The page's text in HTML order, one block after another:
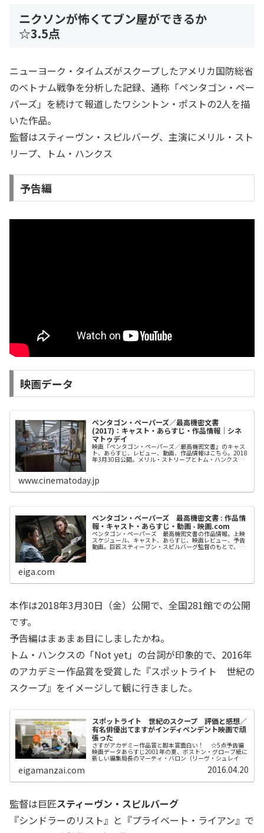
ニクソンが怖くてブン屋ができるか
☆3.5点
ニューヨーク・タイムズがスクープしたアメリカ国防総省
のベトナム戦争を分析した記録、通称「ペンタゴン・ペー
パーズ」を続けて報道したワシントン・ポストの2人を描
いた作品。
監督はスティーヴン・スピルバーグ、主演にメリル・スト
リープ、トム・ハンクス
予告編
映画データ
ペンタゴン・ペーパーズ／最高機密文書
(2017)：キャスト・あらすじ・作品情報｜シネ
マトゥデイ
映画『ペンタゴン・ペーパーズ／最高機密文書』のキャス
ト、あらすじ、レビュー、動画、作品情報はこちら。2018
年3月30日公開。メリル・ストリープとトム・ハンクスが
www.cinematoday.jp
ペンタゴン・ペーパーズ 最高機密文書 : 作品情
報・キャスト・あらすじ・動画 - 映画.com
ペンタゴン・ペーパーズ 最高機密文書の作品情報。上映
スケジュール、キャスト、あらすじ、映画レビュー、予告
動画。巨匠スティーブン・スピルバーグ監督のもとで、メ
eiga.com
本作は2018年3月30日（金）公開で、全国281館での公開
です。
予告編はまぁまぁ目にしましたかね。
トム・ハンクスの「Not yet」の台詞が印象的で、2016年
のアカデミー作品賞を受賞した『スポットライト 世紀の
スクープ』をイメージして観に行きました。
スポットライト 世紀のスクープ 評価と感想／
有名俳優出てますがインディペンデント映画で頑
張った
さすがアカデミー作品賞と脚本賞面白い！ ☆5点予告編
映画データあらすじ2001年の夏、ボストン・グローブ紙に
新しい編集局長のマーティ・バロン（リーヴ・シュレイバ
ー）が着任する。マイアミからやってきたアウトサイダー
eigamanzai.com 2016.04.20
監督は巨匠スティーヴン・スピルバーグ
『シンドラーのリスト』と『プライベート・ライアン』で